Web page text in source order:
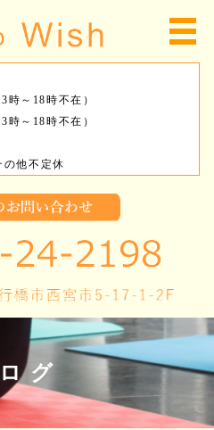
～18時不在）
18時不在）
不定休
グ